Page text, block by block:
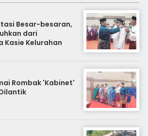
Besar-besaran,
dari
Kasie Kelurahan
Rombak 'Kabinet'